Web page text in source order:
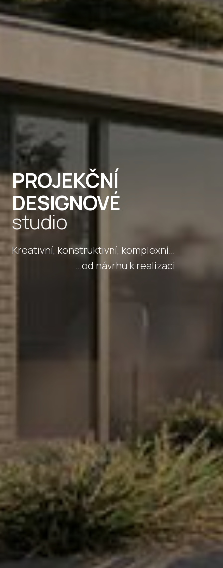
PROJEKČNÍ
DESIGNOVÉ
studio
Kreativní, konstruktivní, komplexní…
…od návrhu k realizaci